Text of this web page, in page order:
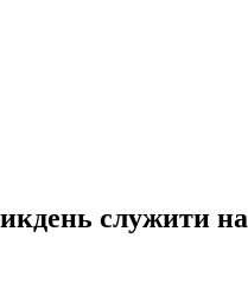
служити